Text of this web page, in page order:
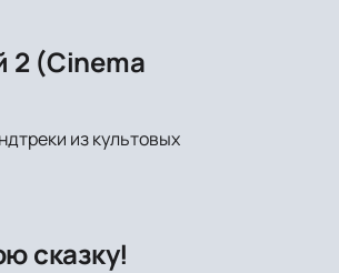
2 (Cinema
из культовых
сказку!